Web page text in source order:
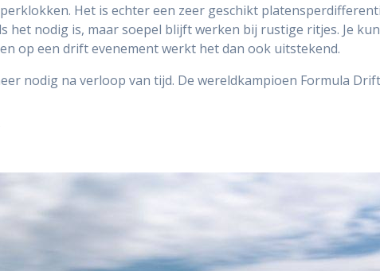
Het is echter een zeer geschikt
nodig is, maar soepel blijft werken bij rustige ritjes. Je
op een drift evenement werkt het dan ook uitstekend.
nodig na verloop van tijd. De wereldkampioen Formula